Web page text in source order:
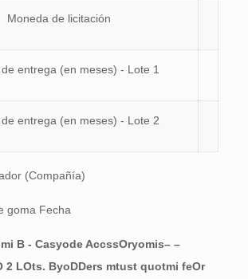
Moneda de licitación
entrega (en meses) - Lote 1
entrega (en meses) - Lote 2
(Compañía)
goma Fecha
mi B - Casyode AccssOryomis– –
2 LOts. ByoDDers mtust quotmi feOr